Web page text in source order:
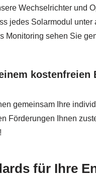
Wechselrichter und
jedes Solarmodul
Monitoring sehen Sie
kostenfreien
gemeinsam Ihre
Förderungen Ihnen
für Ihre